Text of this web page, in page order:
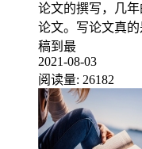
论文的撰写，几
论文。写论文真
稿到最
2021-08-03
阅读量: 26182